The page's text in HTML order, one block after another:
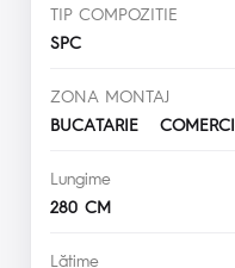
TIP COMPOZITIE
SPC
ZONA MONTAJ
BUCATARIE
Lungime
280 CM
Lăţime